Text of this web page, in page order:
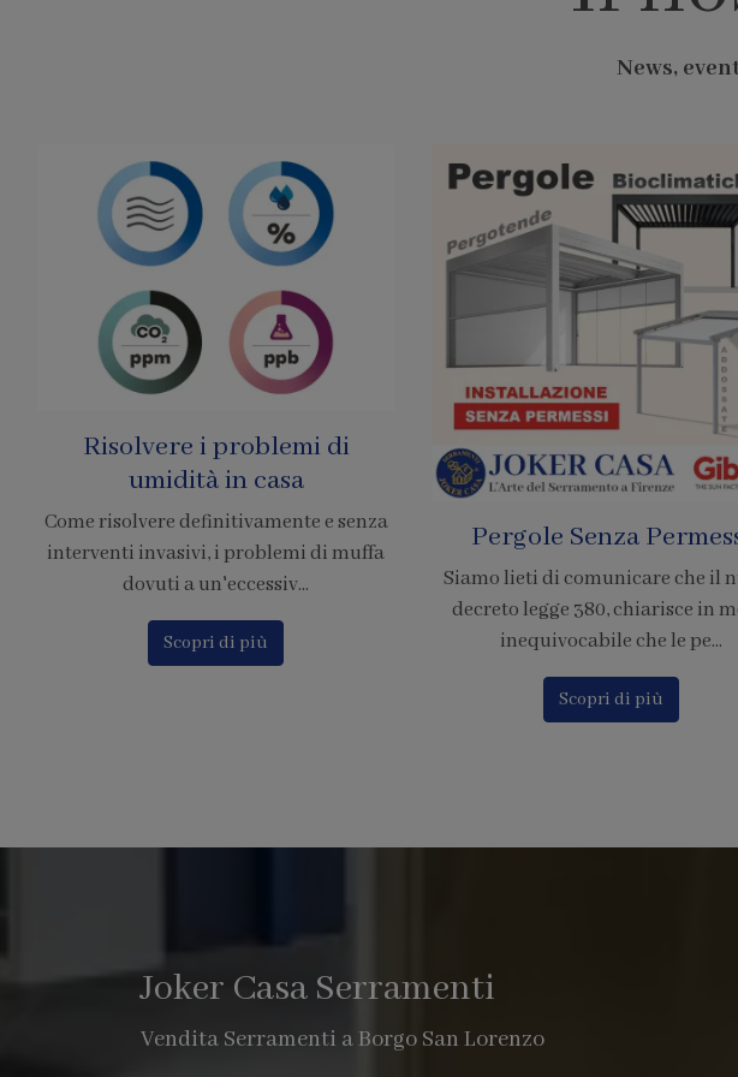
News,
Pergole Senza Permessi
Siamo lieti di comunicare che il nuovo
inequivocabile che le pe...
Prezzo infissi PVC
Calcola il prezzo di nuove finestre
Finstral con il nostro
online. Configura i...
Scopri di più
Joker Casa Serramenti
Vendita Serramenti a Borgo San Lorenzo